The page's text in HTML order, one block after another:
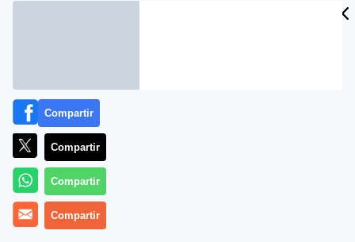
Más información
Compartir
Compartir
Compartir
Compartir